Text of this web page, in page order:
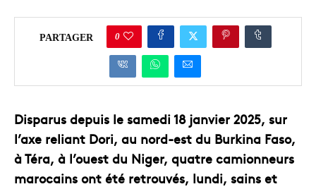
PARTAGER 0
Disparus depuis le samedi 18 janvier 2025, sur
l’axe reliant Dori, au nord-est du Burkina Faso,
à Téra, à l’ouest du Niger, quatre camionneurs
marocains ont été retrouvés, lundi, sains et